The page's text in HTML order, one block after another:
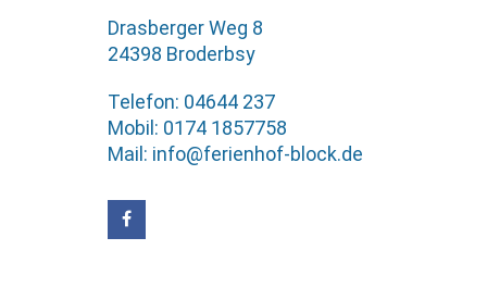
Drasberger Weg 8
24398 Broderbsy
Telefon: 04644 237
Mobil: 0174 1857758
Mail: info@ferienhof-block.de